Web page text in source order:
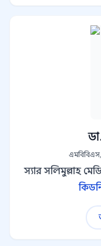
স্যার সলিমুল্লাহ